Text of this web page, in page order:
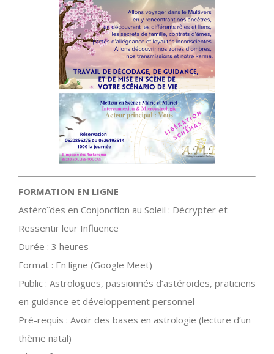
FORMATION EN LIGNE
Astéroïdes en Conjonction au Soleil : Décrypter et
Ressentir leur Influence
Durée : 3 heures
Format : En ligne (Google Meet)
Public : Astrologues, passionnés d’astéroïdes, praticiens
en guidance et développement personnel
Pré-requis : Avoir des bases en astrologie (lecture d’un
thème natal)